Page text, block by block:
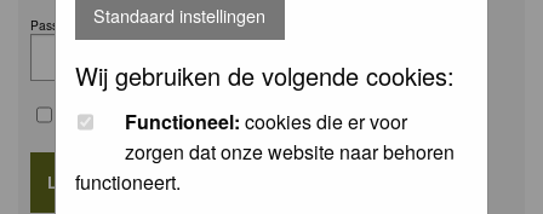
Standaard instellingen
Wij gebruiken de volgende cookies:
Functioneel: cookies die er voor
zorgen dat onze website naar behoren
functioneert.
Password:
Remember me